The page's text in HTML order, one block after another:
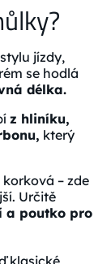
jízdy,
se hodlá
délka.
z hliníku,
který
– zde
Určitě
a poutko pro